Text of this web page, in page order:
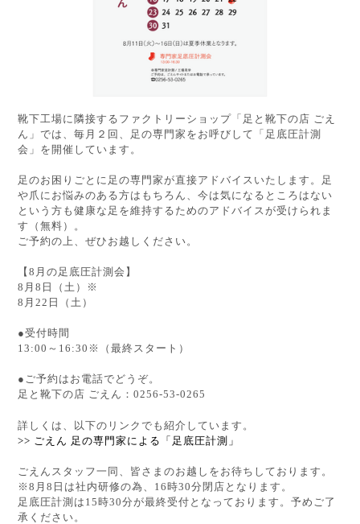
靴下工場に隣接するファクトリーショップ「足と靴下の店 ごえ
ん」では、毎月２回、足の専門家をお呼びして「足底圧計測
会」を開催しています。
足のお困りごとに足の専門家が直接アドバイスいたします。足
や爪にお悩みのある方はもちろん、今は気になるところはない
という方も健康な足を維持するためのアドバイスが受けられま
す（無料）。
ご予約の上、ぜひお越しください。
【8月の足底圧計測会】
8月8日（土）※
8月22日（土）
●受付時間
13:00～16:30※（最終スタート）
●ご予約はお電話でどうぞ。
足と靴下の店 ごえん：0256-53-0265
詳しくは、以下のリンクでも紹介しています。
>> ごえん 足の専門家による「足底圧計測」
ごえんスタッフ一同、皆さまのお越しをお待ちしております。
※8月8日は社内研修の為、16時30分閉店となります。
足底圧計測は15時30分が最終受付となっております。予めご了
承ください。